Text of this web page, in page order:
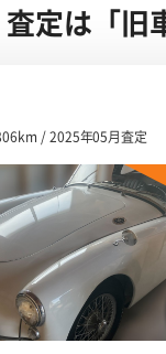
定は「旧
/ 2025年05月査定